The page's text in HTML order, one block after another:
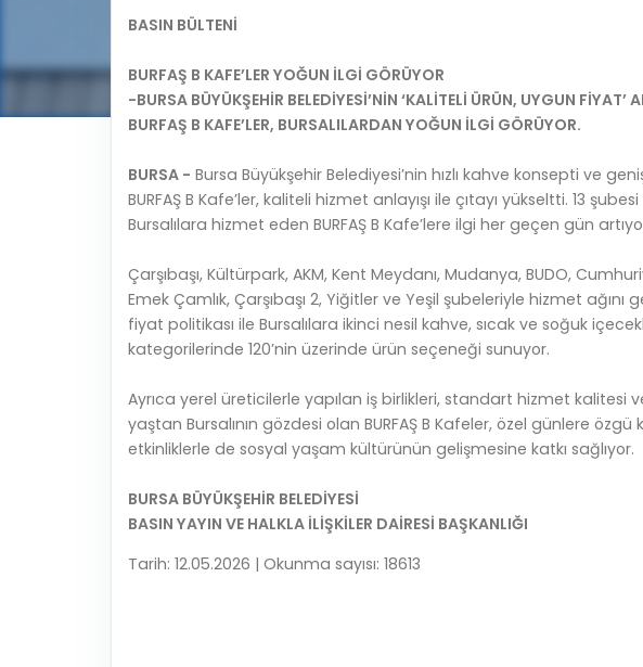
BASIN BÜLTENİ
BURFAŞ B KAFE’LER YOĞUN İLGİ GÖRÜYOR
-BURSA BÜYÜKŞEHİR BELEDİYESİ’NİN ‘KALİTELİ ÜRÜN, UYGUN FİYAT’
BURFAŞ B KAFE’LER, BURSALILARDAN YOĞUN İLGİ GÖRÜYOR.
BURSA - Bursa Büyükşehir Belediyesi’nin hızlı kahve konsepti ve
BURFAŞ B Kafe’ler, kaliteli hizmet anlayışı ile çıtayı yükseltti. 13
Bursalılara hizmet eden BURFAŞ B Kafe’lere ilgi her geçen gün
Çarşıbaşı, Kültürpark, AKM, Kent Meydanı, Mudanya, BUDO,
Emek Çamlık, Çarşıbaşı 2, Yiğitler ve Yeşil şubeleriyle hizmet ağını
fiyat politikası ile Bursalılara ikinci nesil kahve, sıcak ve soğuk
kategorilerinde 120’nin üzerinde ürün seçeneği sunuyor.
Ayrıca yerel üreticilerle yapılan iş birlikleri, standart hizmet kalitesi
yaştan Bursalının gözdesi olan BURFAŞ B Kafeler, özel günlere
etkinliklerle de sosyal yaşam kültürünün gelişmesine katkı sağlıyor.
BURSA BÜYÜKŞEHİR BELEDİYESİ
BASIN YAYIN VE HALKLA İLİŞKİLER DAİRESİ BAŞKANLIĞI
Tarih: 12.05.2026 | Okunma sayısı: 18613